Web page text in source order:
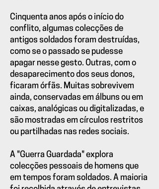
Cinquenta anos após o início do
conflito, algumas colecções de
antigos soldados foram destruídas,
como se o passado se pudesse
apagar nesse gesto. Outras, com o
desaparecimento dos seus donos,
ficaram órfãs. Muitas sobrevivem
ainda, conservadas em álbuns ou em
caixas, analógicas ou digitalizadas, e
são mostradas em círculos restritos
ou partilhadas nas redes sociais.
A "Guerra Guardada" explora
colecções pessoais de homens que
em tempos foram soldados. A maioria